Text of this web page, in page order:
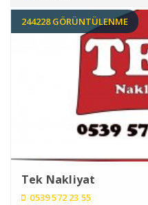
244228 GÖRÜNTÜLENME
Tek Nakliyat
0539 572 23 55